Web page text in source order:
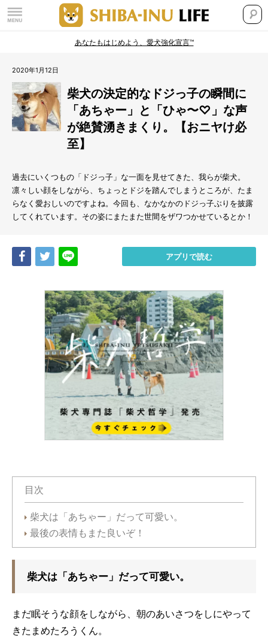
あなたもはじめよう、愛犬強化宣言™
2020年1月12日
柴犬の決定的なドジっ子の瞬間に
「あちゃー」と「ひゃ〜♡」な声
が絶賛湧きまくり。【おニヤけ必
至】
過去にいくつもの「ドジっ子」な一面を見せてきた、我らが柴犬。
凛々しい顔をしながら、ちょっとドジを踏んでしまうところが、たま
らなく愛おしいのですよね。今回も、なかなかのドジっ子ぶりを披露
してくれています。その姿にまたまた世間をザワつかせているとか！
Share Tweet アプリで読む
目次
柴犬は「あちゃー」だって可愛い。
最後の表情もまた良いぞ！
柴犬は「あちゃー」だって可愛い。
まだ眠そうな顔をしながら、朝のあいさつをしにやって
きたまめたろうくん。